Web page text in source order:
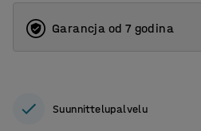
Garancja od 7 godina
Suunnittelupalvelu